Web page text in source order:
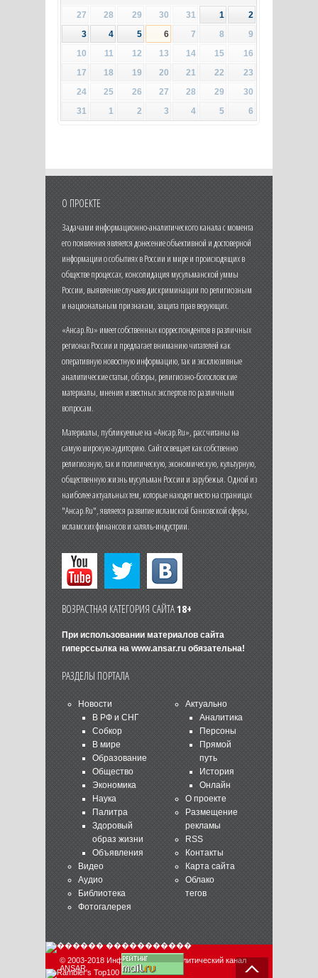
27 28 29 30 31 1
2
3
4 5 6 7 8
9
10
11 12 13 14 15
16
17
18 19 20 21 22
23
24
25 26 27 28 29
30
31
1 2 3 4 5 6
О ПРОЕКТЕ
Задачами информационно-аналитического канала с момента
его появления является донесение объективной и достоверной
информации о событиях в России и мире и происходящих в
обществе процессах, консолидация мусульманской уммы
России, выявление случаев дискриминации по религиозным
и национальным признакам, защита прав верующих.
«Ансар.Ru» имеет собственных корреспондентов в различных
регионах России и предлагает вниманию читателей как
оперативную новостную информацию, так и эксклюзивные
аналитические статьи, обзоры, религиозно-богословские
материалы, мнения известных экспертов по различным
вопросам.
Материалы, публикуемые на «Ансар.Ru», рассчитаны на
самую широкую аудиторию. Сайт освещает как собственно
религиозную, так и политическую, экономическую, культурную,
общественную жизнь мусульман России и зарубежья. Одной из
наиболее актуальных тем, которые находят место на страницах
"Ансар.Ru", является развитие исламской банковской сферы,
исламских финансов и халяль-индустрии.
ВОЗРАСТНАЯ КАТЕГОРИЯ САЙТА18+
При использовании материалов сайта
гиперссылка на www.ansar.ruобязательна!
РАЗДЕЛЫ ПОРТАЛА
Новости
В РФ и СНГ
Собкор
В мире
Образование
Общество
Экономика
Наука
Палитра
Здоровый
образ жизни
Объявления
Видео
Аудио
Библиотека
Фотогалерея
Актуально
Аналитика
Персоны
Прямой
путь
История
Онлайн
О проекте
Размещение
рекламы
RSS
Контакты
Карта сайта
Облако
тегов
© 2003-2018 Информационно-аналитический канал
ANSAR